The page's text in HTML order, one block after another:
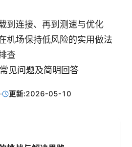
到连接、再到测速与优化
机场保持低风险的实用做法
查
见问题及简明回答
· 更新:2026-05-10